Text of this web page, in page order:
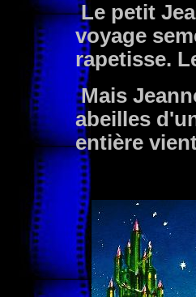
Le petit
voyage
rapetisse.
Mais
abeilles
entière